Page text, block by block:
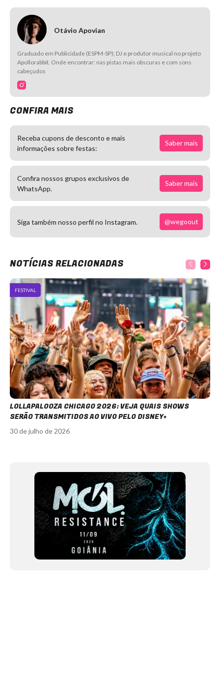
Otávio Apovian
Graduado em Publicidade (ESPM-SP); DJ e produtor musical no projeto
Apollorabbit. Onde encontrar: nas pistas mais obscuras e com sons
cabeçudos
CONFIRA MAIS
Receba cupons de desconto e mais
informações sobre festas:
Saber mais
Confira nossos grupos exclusivos de
WhatsApp.
Saber mais
Siga também nosso perfil no Instagram. @wegoout
NOTÍCIAS RELACIONADAS
FESTIVAL
LOLLAPALOOZA CHICAGO 2026: VEJA QUAIS SHOWS
SERÃO TRANSMITIDOS AO VIVO PELO DISNEY+
30 de julho de 2026